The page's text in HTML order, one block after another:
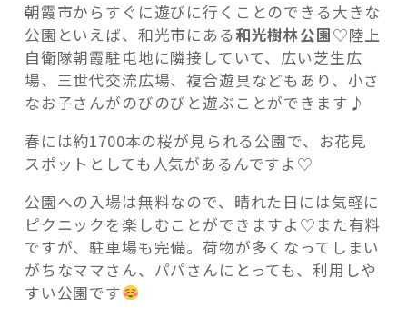
朝霞市からすぐに遊びに行くことのできる大きな
公園といえば、和光市にある和光樹林公園♡陸上
自衛隊朝霞駐屯地に隣接していて、広い芝生広
場、三世代交流広場、複合遊具などもあり、小さ
なお子さんがのびのびと遊ぶことができます♪
春には約1700本の桜が見られる公園で、お花見
スポットとしても人気があるんですよ♡
公園への入場は無料なので、晴れた日には気軽に
ピクニックを楽しむことができますよ♡また有料
ですが、駐車場も完備。荷物が多くなってしまい
がちなママさん、パパさんにとっても、利用しや
すい公園です